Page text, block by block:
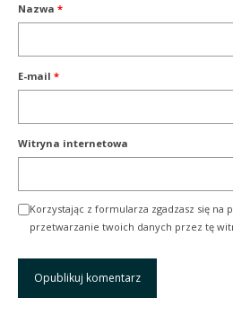
Nazwa *
E-mail *
Witryna internetowa
Korzystając z formularza zgadzasz się na
przetwarzanie twoich danych przez tę